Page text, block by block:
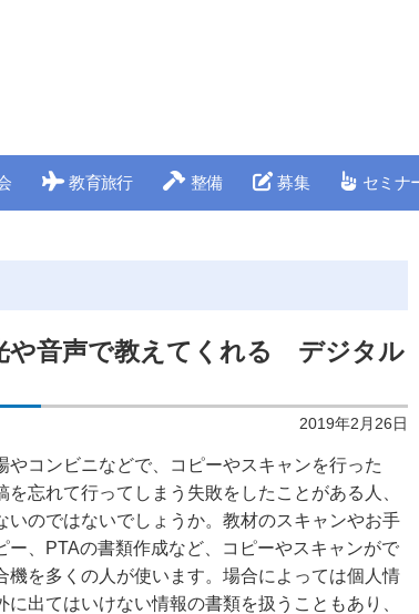
教育旅行 整備 募集 セミナ
や音声で教えてくれる デジタル
2019年2月26日
やコンビニなどで、コピーやスキャンを行った
を忘れて行ってしまう失敗をしたことがある人、
いのではないでしょうか。教材のスキャンやお手
ー、
PTAの書類作成など、コピーやスキャンがで
機を多くの人が使います。場合によっては個人情
に出てはいけない情報の書類を扱うこともあり、